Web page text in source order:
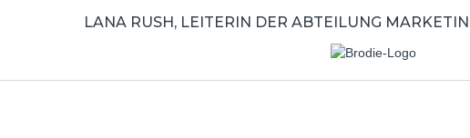
LANA RUSH, LEITERIN DER ABTEILUNG